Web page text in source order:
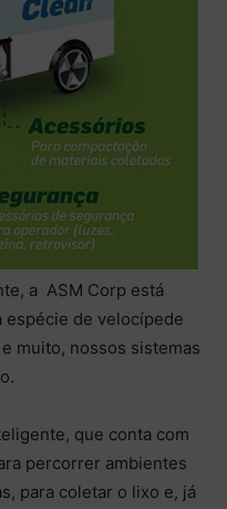
a ASM Corp está
espécie de velocípede
muito, nossos sistemas
que conta com
percorrer ambientes
para coletar o lixo e, já